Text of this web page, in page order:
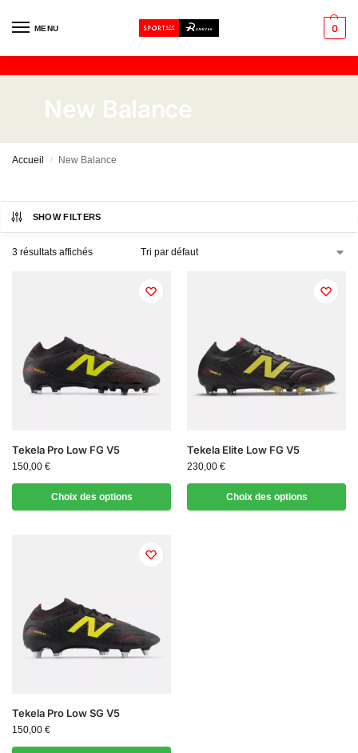
MENU 0
New Balance
Accueil / New Balance
SHOW FILTERS
3 résultats affichés
Tekela Pro Low FG V5
150,00 €
Choix des options
Tekela Elite Low FG V5
230,00 €
Choix des options
Tekela Pro Low SG V5
150,00 €